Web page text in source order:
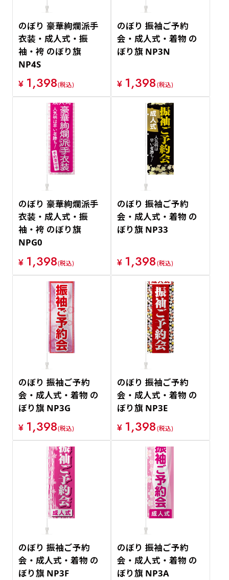
のぼり 豪華絢爛派手
衣装・成人式・振
袖・袴 のぼり旗
NP4S
¥ 1,398(税込)
のぼり 振袖ご予約
会・成人式・着物 の
ぼり旗 NP3N
¥ 1,398(税込)
のぼり 豪華絢爛派手
衣装・成人式・振
袖・袴 のぼり旗
NPG0
¥ 1,398(税込)
のぼり 振袖ご予約
会・成人式・着物 の
ぼり旗 NP33
¥ 1,398(税込)
のぼり 振袖ご予約
会・成人式・着物 の
ぼり旗 NP3G
¥ 1,398(税込)
のぼり 振袖ご予約
会・成人式・着物 の
ぼり旗 NP3E
¥ 1,398(税込)
のぼり 振袖ご予約
会・成人式・着物 の
ぼり旗 NP3F
のぼり 振袖ご予約
会・成人式・着物 の
ぼり旗 NP3A